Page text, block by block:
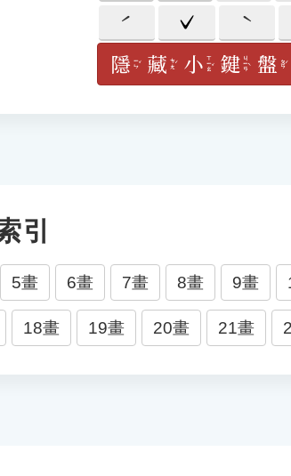
隱 ㄧㄣˇ 藏 ㄘㄤˊ 小 ㄒㄧㄠˇ 鍵 ㄐㄧㄢˋ 盤 ㄆㄢˊ
引
5畫 6畫 7畫 8畫 9畫
18畫 19畫 20畫 21畫